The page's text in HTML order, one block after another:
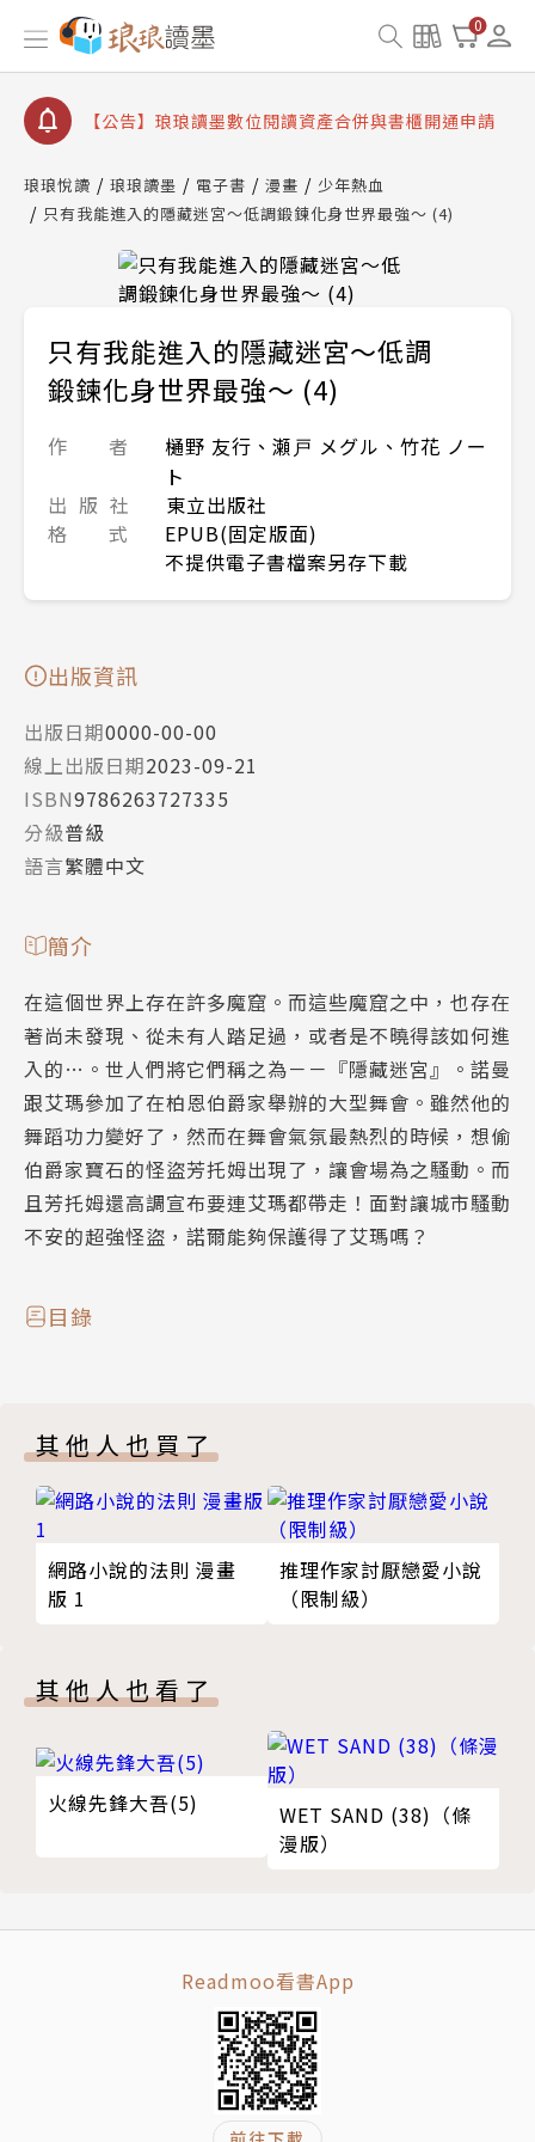
0
【公告】琅琅書店服務升級重要說明及資產合併結果
查詢
【公告】8/10、8/13 行動網路降速演練提醒
【公告】琅琅讀墨數位閱讀資產合併與書櫃開通申請
【公告】琅琅讀墨 3 分鐘完成書櫃開通與資產合併申
請圖文教學
【公告】琅琅書店服務升級重要說明及資產合併結果
查詢
【公告】8/10、8/13 行動網路降速演練提醒
琅琅悅讀 琅琅讀墨 電子書 漫畫
少年熱血
只有我能進入的隱藏迷宮～低調鍛鍊化身世界最強～ (4)
只有我能進入的隱藏迷宮～低調
鍛鍊化身世界最強～ (4)
作 者
樋野 友行、瀬戸 メグル、竹花 ノー
ト
出 版 社
東立出版社
格 式
EPUB(固定版面)
不提供電子書檔案另存下載
出版資訊
出版日期0000-00-00
線上出版日期2023-09-21
ISBN9786263727335
分級普級
語言繁體中文
簡介
在這個世界上存在許多魔窟。而這些魔窟之中，也存在
著尚未發現、從未有人踏足過，或者是不曉得該如何進
入的…。世人們將它們稱之為－－『隱藏迷宮』。諾曼
跟艾瑪參加了在柏恩伯爵家舉辦的大型舞會。雖然他的
舞蹈功力變好了，然而在舞會氣氛最熱烈的時候，想偷
伯爵家寶石的怪盜芳托姆出現了，讓會場為之騷動。而
且芳托姆還高調宣布要連艾瑪都帶走！面對讓城市騷動
不安的超強怪盜，諾爾能夠保護得了艾瑪嗎？
目錄
其他人也買了
網路小說的法則 漫畫
版 1
推理作家討厭戀愛小說
（限制級）
其他人也看了
火線先鋒大吾(5)
WET SAND (38)（條
漫版）
Readmoo看書App